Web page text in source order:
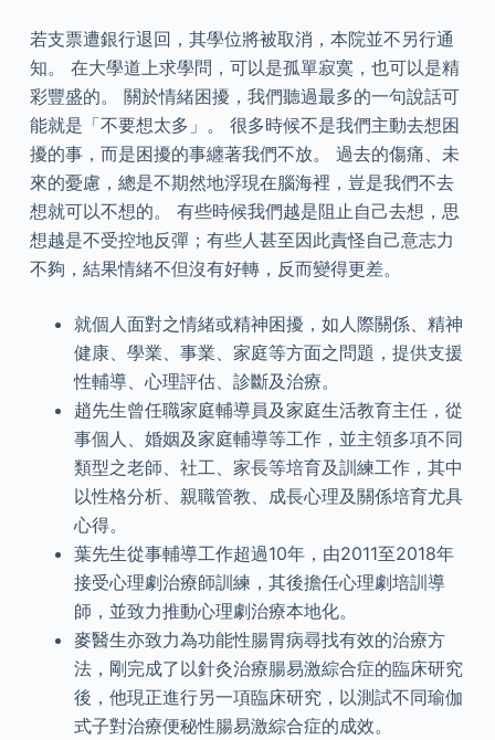
若支票遭銀行退回，其學位將被取消，本院並不另行通
知。 在大學道上求學問，可以是孤單寂寞，也可以是精
彩豐盛的。 關於情緒困擾，我們聽過最多的一句說話可
能就是「不要想太多」。 很多時候不是我們主動去想困
擾的事，而是困擾的事纏著我們不放。 過去的傷痛、未
來的憂慮，總是不期然地浮現在腦海裡，豈是我們不去
想就可以不想的。 有些時候我們越是阻止自己去想，思
想越是不受控地反彈；有些人甚至因此責怪自己意志力
不夠，結果情緒不但沒有好轉，反而變得更差。
就個人面對之情緒或精神困擾，如人際關係、精神
健康、學業、事業、家庭等方面之問題，提供支援
性輔導、心理評估、診斷及治療。
趙先生曾任職家庭輔導員及家庭生活教育主任，從
事個人、婚姻及家庭輔導等工作，並主領多項不同
類型之老師、社工、家長等培育及訓練工作，其中
以性格分析、親職管教、成長心理及關係培育尤具
心得。
葉先生從事輔導工作超過10年，由2011至2018年
接受心理劇治療師訓練，其後擔任心理劇培訓導
師，並致力推動心理劇治療本地化。
麥醫生亦致力為功能性腸胃病尋找有效的治療方
法，剛完成了以針灸治療腸易激綜合症的臨床研究
後，他現正進行另一項臨床研究，以測試不同瑜伽
式子對治療便秘性腸易激綜合症的成效。